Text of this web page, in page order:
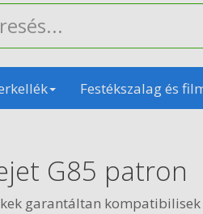
Festékszalag és
G85 patron
garantáltan